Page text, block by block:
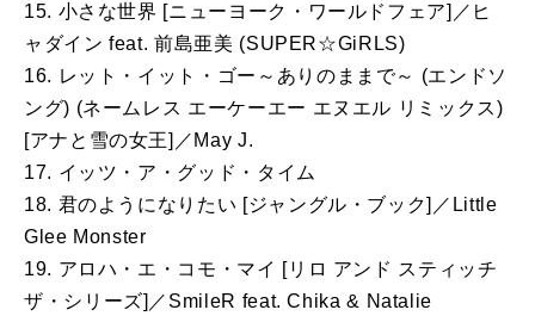
15. 小さな世界 [ニューヨーク・ワールドフェア]／ヒ
ャダイン feat. 前島亜美 (SUPER☆GiRLS)
16. レット・イット・ゴー～ありのままで～ (エンドソ
ング) (ネームレス エーケーエー エヌエル リミックス)
[アナと雪の女王]／May J.
17. イッツ・ア・グッド・タイム
18. 君のようになりたい [ジャングル・ブック]／Little
Glee Monster
19. アロハ・エ・コモ・マイ [リロ アンド スティッチ
ザ・シリーズ]／SmileR feat. Chika & Natalie